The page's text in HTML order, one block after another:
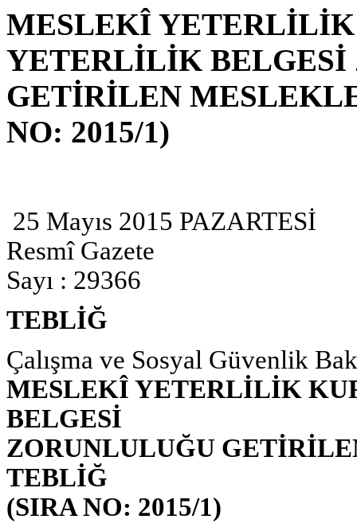
MESLEKÎ
YETERLİLİK BELGESİ
GETİRİLEN
NO: 2015/1)
25 Mayıs 2015 PAZARTESİ
Resmî Gazete
Sayı : 29366
TEBLİĞ
Çalışma ve Sosyal Güvenlik
MESLEKÎ YETERLİLİK
BELGESİ
ZORUNLULUĞU
TEBLİĞ
(SIRA NO: 2015/1)